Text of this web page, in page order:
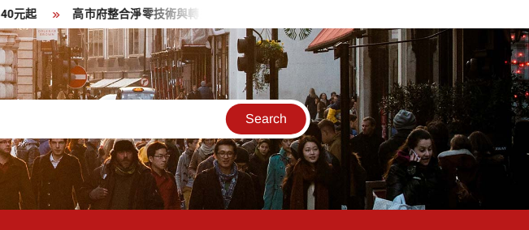
高市府整合淨零技術與轉型資源 偕同企業加速低碳轉型、提升國際競爭力